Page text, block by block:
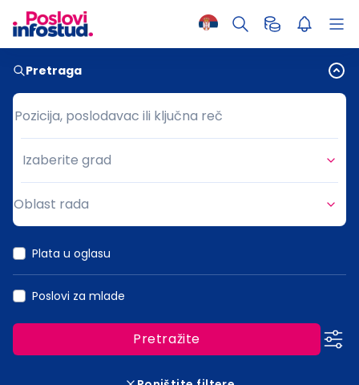
Pretraga
Pozicija, poslodavac ili ključna reč
Pozicija, poslodavac ili ključna reč
Grad
Izaberite grad
Oblast rada
Plata u oglasu
Poslovi za mlade
Pretražite